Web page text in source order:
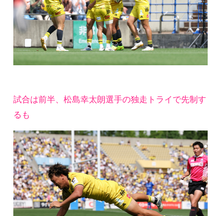
試合は前半、松島幸太朗選手の独走トライで先制す
るも